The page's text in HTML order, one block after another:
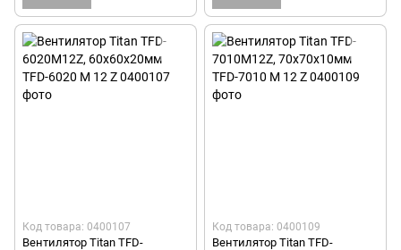
Код товара: 0400107
Вентилятор Titan TFD-
Код товара: 0400109
Вентилятор Titan TFD-